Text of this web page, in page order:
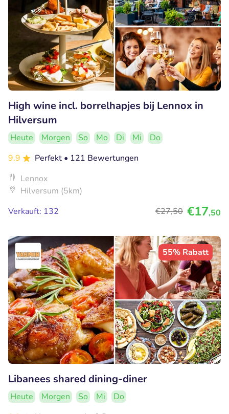
High wine incl. borrelhapjes bij Lennox in
Hilversum
Heute Morgen So Mo Di Mi
Do
9.9
Perfekt • 121 Bewertungen
Lennox
Hilversum (5km)
Verkauft: 132
€27,50 €17,50
55% Rabatt
Libanees shared dining-diner
Heute Morgen So Mi
Do